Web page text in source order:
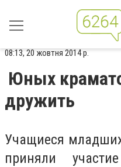
08:13, 20 жовтня 2014 р.
Юных
дружить
Учащиеся
приняли